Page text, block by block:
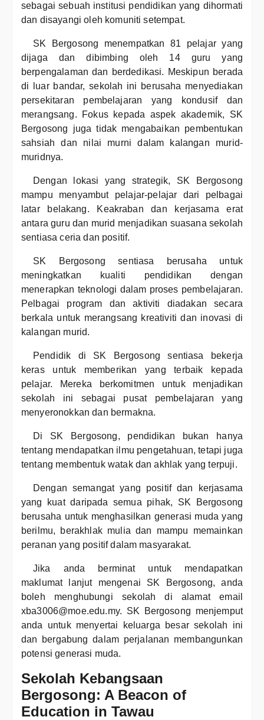
sebagai sebuah institusi pendidikan yang dihormati
dan disayangi oleh komuniti setempat.
SK Bergosong menempatkan 81 pelajar yang
dijaga dan dibimbing oleh 14 guru yang
berpengalaman dan berdedikasi. Meskipun berada
di luar bandar, sekolah ini berusaha menyediakan
persekitaran pembelajaran yang kondusif dan
merangsang. Fokus kepada aspek akademik, SK
Bergosong juga tidak mengabaikan pembentukan
sahsiah dan nilai murni dalam kalangan murid-
muridnya.
Dengan lokasi yang strategik, SK Bergosong
mampu menyambut pelajar-pelajar dari pelbagai
latar belakang. Keakraban dan kerjasama erat
antara guru dan murid menjadikan suasana sekolah
sentiasa ceria dan positif.
SK Bergosong sentiasa berusaha untuk
meningkatkan kualiti pendidikan dengan
menerapkan teknologi dalam proses pembelajaran.
Pelbagai program dan aktiviti diadakan secara
berkala untuk merangsang kreativiti dan inovasi di
kalangan murid.
Pendidik di SK Bergosong sentiasa bekerja
keras untuk memberikan yang terbaik kepada
pelajar. Mereka berkomitmen untuk menjadikan
sekolah ini sebagai pusat pembelajaran yang
menyeronokkan dan bermakna.
Di SK Bergosong, pendidikan bukan hanya
tentang mendapatkan ilmu pengetahuan, tetapi juga
tentang membentuk watak dan akhlak yang terpuji.
Dengan semangat yang positif dan kerjasama
yang kuat daripada semua pihak, SK Bergosong
berusaha untuk menghasilkan generasi muda yang
berilmu, berakhlak mulia dan mampu memainkan
peranan yang positif dalam masyarakat.
Jika anda berminat untuk mendapatkan
maklumat lanjut mengenai SK Bergosong, anda
boleh menghubungi sekolah di alamat email
xba3006@moe.edu.my. SK Bergosong menjemput
anda untuk menyertai keluarga besar sekolah ini
dan bergabung dalam perjalanan membangunkan
potensi generasi muda.
Sekolah Kebangsaan
Bergosong: A Beacon of
Education in Tawau